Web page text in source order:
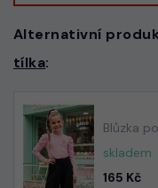
Alternativní
tílka:
Blůzka
skladem
165 Kč